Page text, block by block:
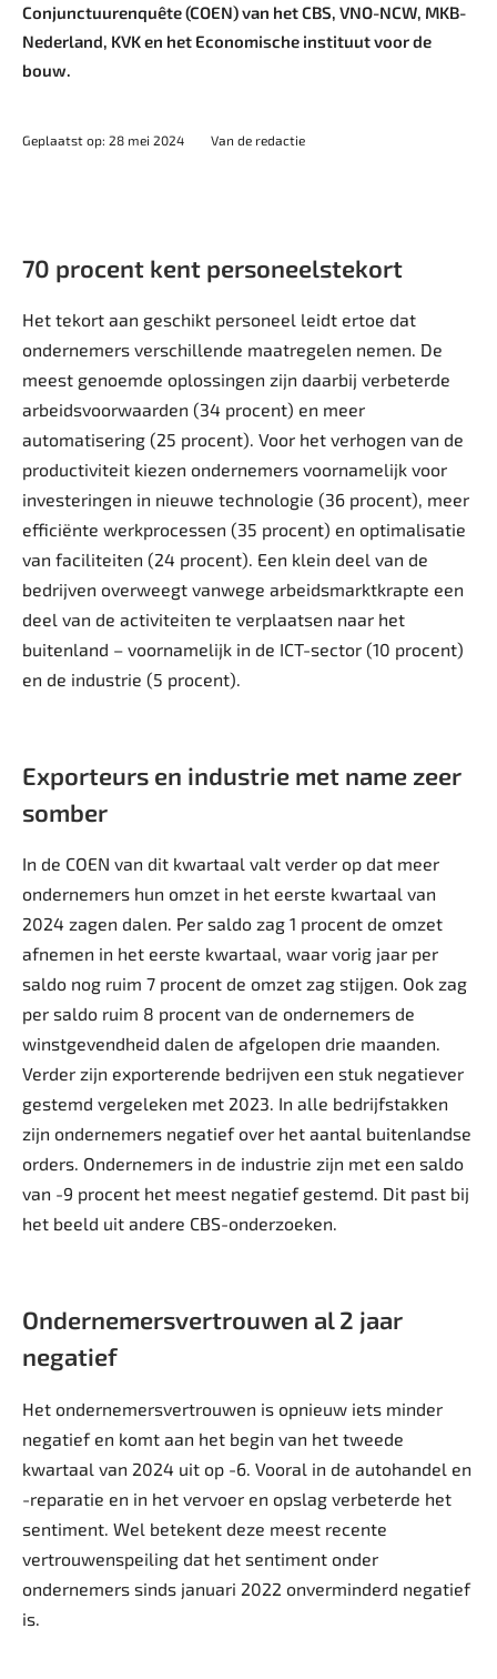
Conjunctuurenquête (COEN) van het CBS, VNO-NCW, MKB-
Nederland, KVK en het Economische instituut voor de
bouw.
Geplaatst op: 28 mei 2024 Van de redactie
70 procent kent personeelstekort
Het tekort aan geschikt personeel leidt ertoe dat
ondernemers verschillende maatregelen nemen. De
meest genoemde oplossingen zijn daarbij verbeterde
arbeidsvoorwaarden (34 procent) en meer
automatisering (25 procent). Voor het verhogen van de
productiviteit kiezen ondernemers voornamelijk voor
investeringen in nieuwe technologie (36 procent), meer
efficiënte werkprocessen (35 procent) en optimalisatie
van faciliteiten (24 procent). Een klein deel van de
bedrijven overweegt vanwege arbeidsmarktkrapte een
deel van de activiteiten te verplaatsen naar het
buitenland – voornamelijk in de ICT-sector (10 procent)
en de industrie (5 procent).
Exporteurs en industrie met name zeer
somber
In de COEN van dit kwartaal valt verder op dat meer
ondernemers hun omzet in het eerste kwartaal van
2024 zagen dalen. Per saldo zag 1 procent de omzet
afnemen in het eerste kwartaal, waar vorig jaar per
saldo nog ruim 7 procent de omzet zag stijgen. Ook zag
per saldo ruim 8 procent van de ondernemers de
winstgevendheid dalen de afgelopen drie maanden.
Verder zijn exporterende bedrijven een stuk negatiever
gestemd vergeleken met 2023. In alle bedrijfstakken
zijn ondernemers negatief over het aantal buitenlandse
orders. Ondernemers in de industrie zijn met een saldo
van -9 procent het meest negatief gestemd. Dit past bij
het beeld uit andere CBS-onderzoeken.
Ondernemersvertrouwen al 2 jaar
negatief
Het ondernemersvertrouwen is opnieuw iets minder
negatief en komt aan het begin van het tweede
kwartaal van 2024 uit op -6. Vooral in de autohandel en
-reparatie en in het vervoer en opslag verbeterde het
sentiment. Wel betekent deze meest recente
vertrouwenspeiling dat het sentiment onder
ondernemers sinds januari 2022 onverminderd negatief
is.